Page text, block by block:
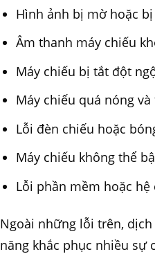
Hình ảnh bị mờ hoặc
Âm thanh máy chiếu
Máy chiếu bị tắt đột
Máy chiếu quá nóng
Lỗi đèn chiếu hoặc
Máy chiếu không thể
Lỗi phần mềm hoặc
Ngoài những lỗi trên,
năng khắc phục nhiều sự